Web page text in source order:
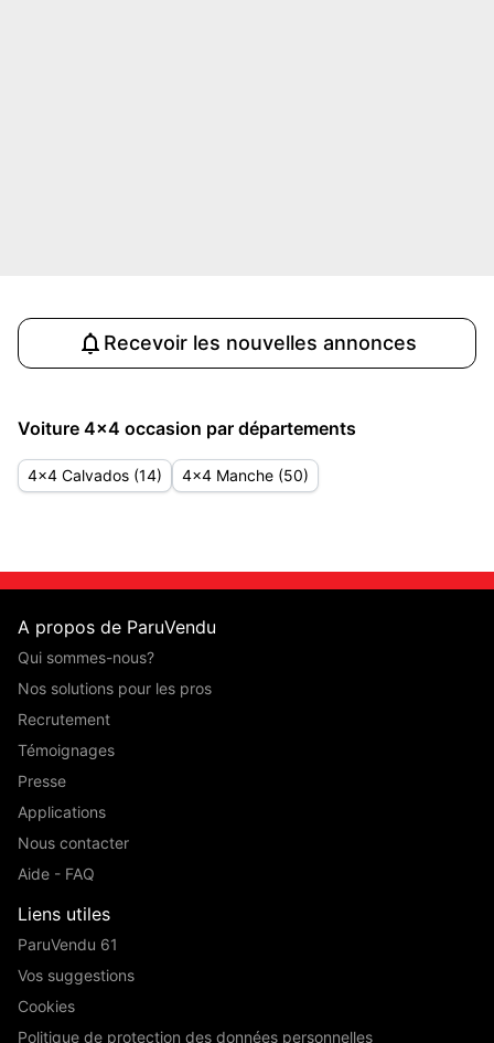
Recevoir les nouvelles annonces
Voiture 4x4 occasion par départements
4x4 Calvados (14) 4x4 Manche (50)
A propos de ParuVendu
Qui sommes-nous?
Nos solutions pour les pros
Recrutement
Témoignages
Presse
Applications
Nous contacter
Aide - FAQ
Liens utiles
ParuVendu 61
Vos suggestions
Cookies
Politique de protection des données personnelles